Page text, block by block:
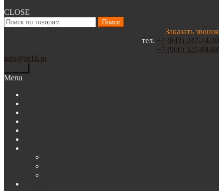
CLOSE
Искать:
Поиск
Заказать звонок
тел. +7 (843) 247-74-10
+7 (900) 322-04-84
info@lir16.ru
Menu